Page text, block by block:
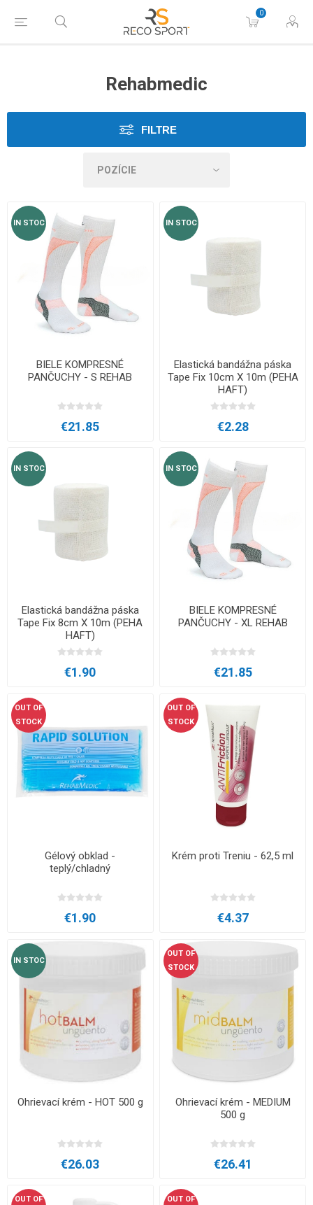
0
Rehabmedic
FILTRE
IN STOC
BIЕLЕ KOMPRESNÉ
PANČUCHY - S REHAB
€21.85
IN STOC
Elastická bandážna páska
Tape Fix 10cm X 10m (PEHA
HAFT)
€2.28
IN STOC
Elastická bandážna páska
Tape Fix 8cm X 10m (PEHA
HAFT)
€1.90
IN STOC
BIЕLЕ KOMPRESNÉ
PANČUCHY - XL REHAB
€21.85
OUT OF
STOCK
Gélový obklad -
teplý/chladný
€1.90
OUT OF
STOCK
Krém proti Treniu - 62,5 ml
€4.37
IN STOC
Ohrievací krém - HOT 500 g
€26.03
OUT OF
STOCK
Ohrievací krém - MEDIUM
500 g
€26.41
OUT OF
OUT OF